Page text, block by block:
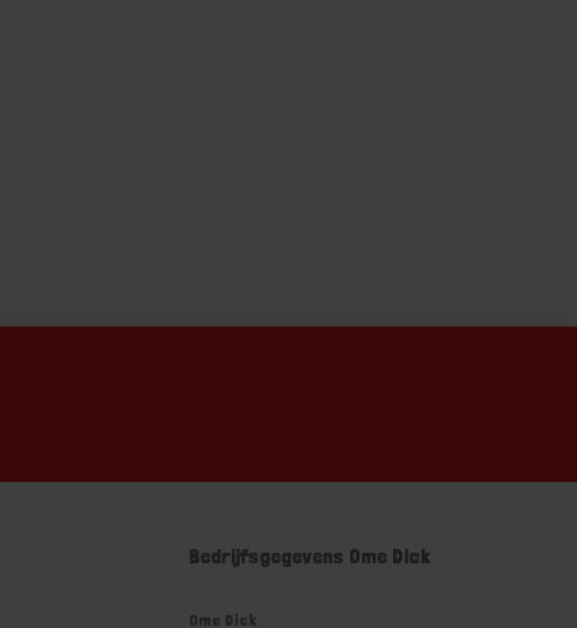
Bedrijfsgegevens Ome Dick
Ome Dick